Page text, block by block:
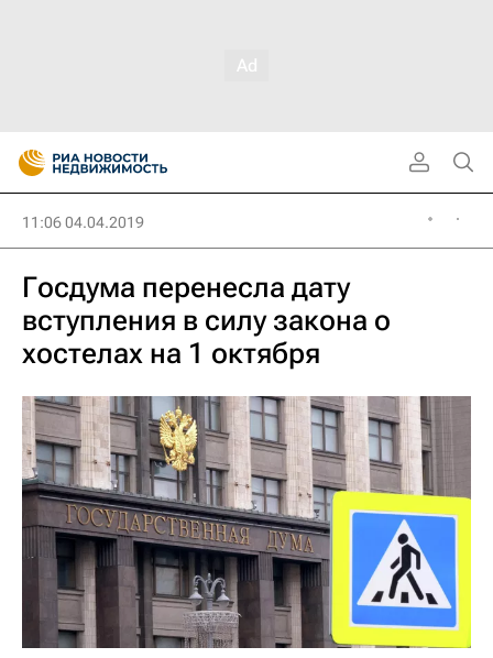
11:06 04.04.2019
Госдума перенесла дату
вступления в силу закона о
хостелах на 1 октября